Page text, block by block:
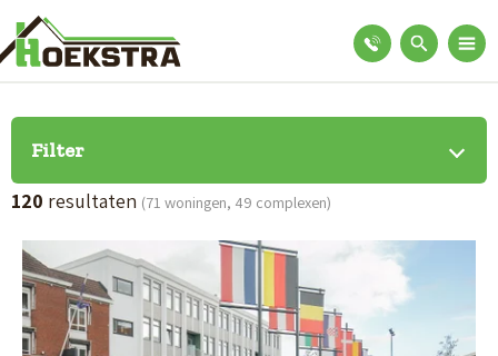
Filter
120 resultaten (71 woningen, 49 complexen)
B
e
k